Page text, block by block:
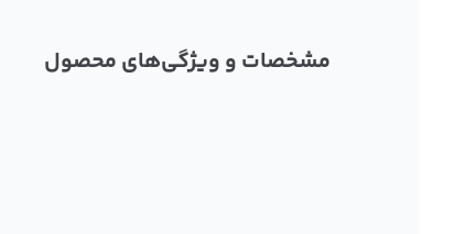
مشخصات و ویژگی‌های محصول